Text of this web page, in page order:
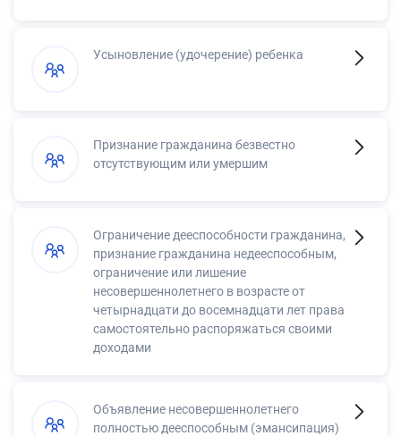
Усыновление (удочерение) ребенка
Признание гражданина безвестно
отсутствующим или умершим
Ограничение дееспособности гражданина,
признание гражданина недееспособным,
ограничение или лишение
несовершеннолетнего в возрасте от
четырнадцати до восемнадцати лет права
самостоятельно распоряжаться своими
доходами
Объявление несовершеннолетнего
полностью дееспособным (эмансипация)